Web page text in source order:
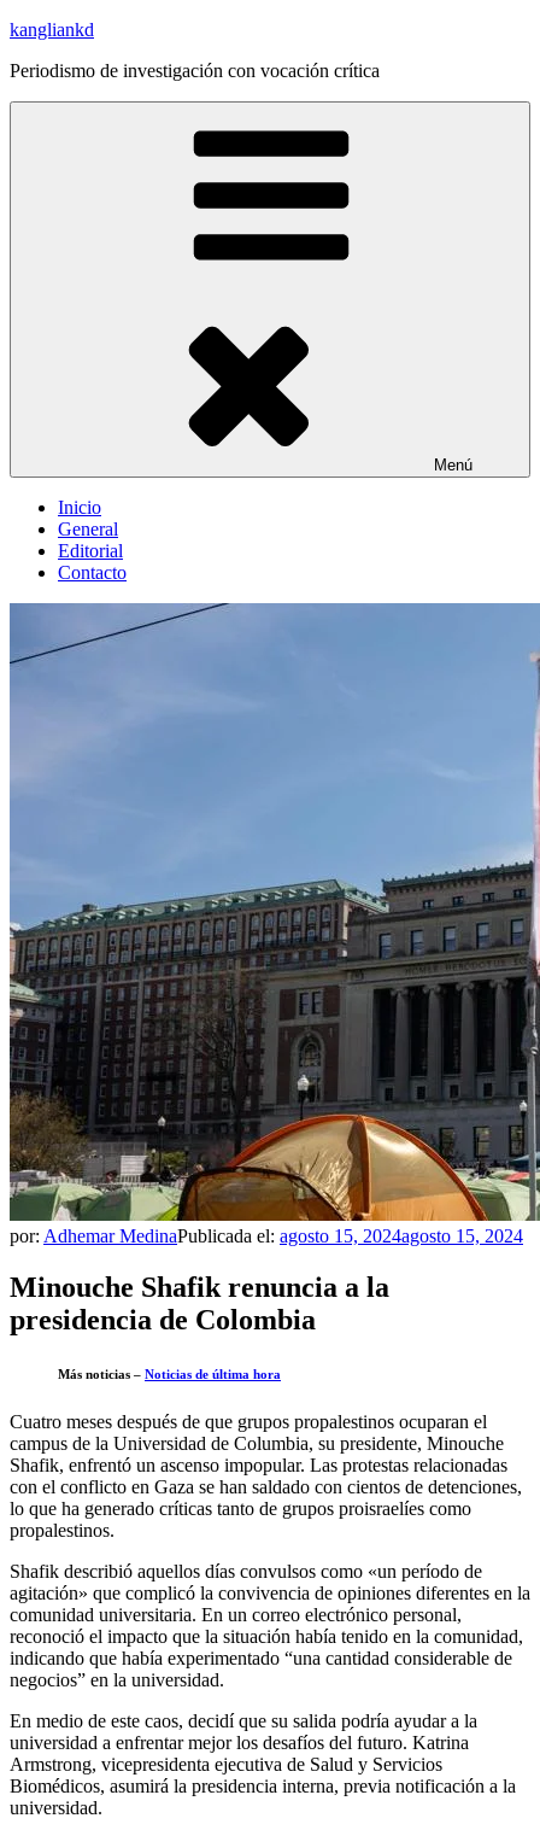
Saltar
contenido
kangliankd
Periodismo de investigación con vocación crítica
Menú
Inicio
General
Editorial
Contacto
por: Adhemar MedinaPublicada el: agosto 15, 2024agosto 15, 2024
Minouche Shafik renuncia a la
presidencia de Colombia
Más noticias – Noticias de última hora
Cuatro meses después de que grupos propalestinos ocuparan el
campus de la Universidad de Columbia, su presidente, Minouche
Shafik, enfrentó un ascenso impopular. Las protestas relacionadas
con el conflicto en Gaza se han saldado con cientos de detenciones,
lo que ha generado críticas tanto de grupos proisraelíes como
propalestinos.
Shafik describió aquellos días convulsos como «un período de
agitación» que complicó la convivencia de opiniones diferentes en la
comunidad universitaria. En un correo electrónico personal,
reconoció el impacto que la situación había tenido en la comunidad,
indicando que había experimentado “una cantidad considerable de
negocios” en la universidad.
En medio de este caos, decidí que su salida podría ayudar a la
universidad a enfrentar mejor los desafíos del futuro. Katrina
Armstrong, vicepresidenta ejecutiva de Salud y Servicios
Biomédicos, asumirá la presidencia interna, previa notificación a la
universidad.